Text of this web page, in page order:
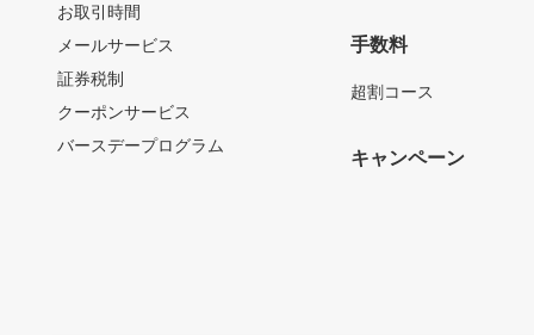
お取引時間
メールサービス
証券税制
クーポンサービス
バースデープログラム
手数料
超割コース
キャンペーン